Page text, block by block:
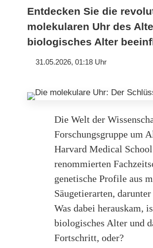
Entdecken Sie die
molekularen Uhr des
biologisches Alter
31.05.2026, 01:18 Uhr
Die Welt der
Forschungsgruppe um
Harvard Medical
renommierten
genetische Profile aus
Säugetierarten,
Was dabei herauskam,
biologisches Alter und
Fortschritt, oder?